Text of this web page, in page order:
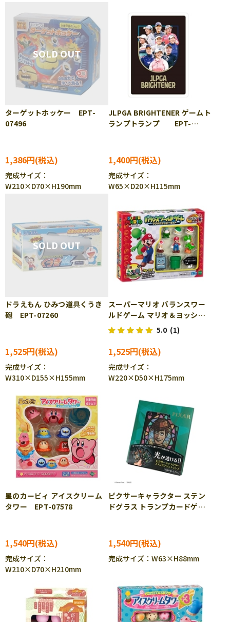
ターゲットホッケー EPT-
07496
1,386円
完成サイズ：
W210×D70×H190mm
JLPGA BRIGHTENER ゲームト
ランプトランプ EPT-
1,400円
完成サイズ：
W65×D20×H115mm
ドラえもん ひみつ道具くうき
砲 EPT-07260
1,525円
完成サイズ：
W310×D155×H155mm
スーパーマリオ バランスワー
ルドゲーム マリオ＆ヨッシ
ー EPT-072705.0 (1)
1,525円
完成サイズ：
W220×D50×H175mm
星のカービィ アイスクリーム
タワー EPT-07578
1,540円
完成サイズ：
W210×D70×H210mm
ピクサーキャラクター ステン
ドグラス トランプカードゲー
1,540円
完成サイズ：W63×H88mm